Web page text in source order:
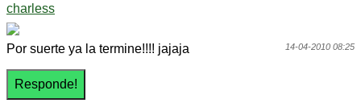
charless
14-04-2010 08:25
Por suerte ya la termine!!!! jajaja